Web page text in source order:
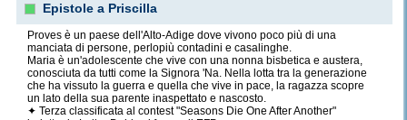
Epistole a Priscilla
Proves è un paese dell'Alto-Adige dove vivono poco più di una
manciata di persone, perlopiù contadini e casalinghe.
Maria è un'adolescente che vive con una nonna bisbetica e austera,
conosciuta da tutti come la Signora 'Na. Nella lotta tra la generazione
che ha vissuto la guerra e quella che vive in pace, la ragazza scopre
un lato della sua parente inaspettato e nascosto.
✦ Terza classificata al contest "Seasons Die One After Another"